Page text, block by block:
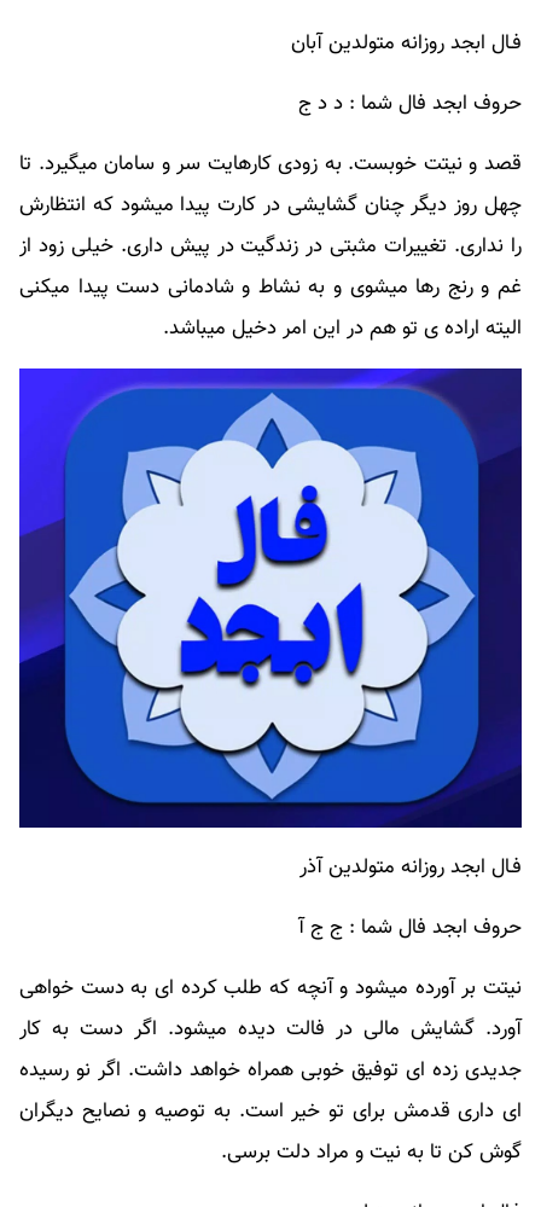
فـال ابجد روزانه متولدین آبان
حروف ابجد فال شما : د د ج
قصد و نیتت خوبست. به زودی کارهایت سر و سامان میگیرد. تا
چهل روز دیگر چنان گشایشی در کارت پیدا میشود که انتظارش
را نداری. تغییرات مثبتی در زندگیت در پیش داری. خیلی زود از
غم و رنج رها میشوی و به نشاط و شادمانی دست پیدا میکنی
الیته اراده ی تو هم در این امر دخیل میباشد.
فـال ابجد روزانه متولدین آذر
حروف ابجد فال شما : ج ج آ
نیتت بر آورده میشود و آنچه که طلب کرده ای به دست خواهی
آورد. گشایش مالی در فالت دیده میشود. اگر دست به کار
جدیدی زده ای توفیق خوبی همراه خواهد داشت. اگر نو رسیده
ای داری قدمش برای تو خیر است. به توصیه و نصایح دیگران
گوش کن تا به نیت و مراد دلت برسی.